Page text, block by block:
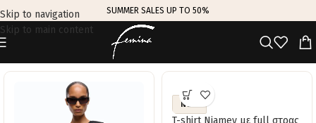
Skip to navigation
Skip to main content
SUMMER SALES UP TO 50%
TRENDING THIS WEEK
NEW
T-shirt Niamey με full στρας